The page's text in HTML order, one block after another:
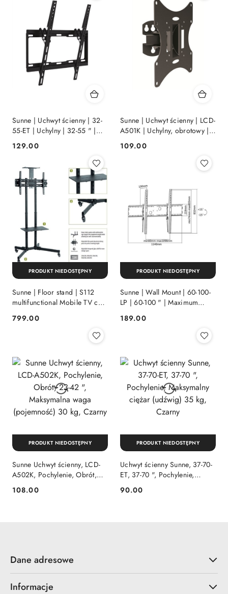
Sunne | Uchwyt ścienny | 32-
55-ET | Uchylny | 32-55 " |
Maksymalna waga (udźwig)
35 kg | Czarny
Cena:
129.00
Sunne | Uchwyt ścienny | LCD-
A501K | Uchylny, obrotowy |
23-42 " | Maksymalna waga
(udźwig) 30 kg | Czarny
Cena:
109.00
Sunne | Floor stand | S112
multifunctional Mobile TV cart
Cena:
799.00
PRODUKT NIEDOSTĘPNY
Sunne | Wall Mount | 60-100-
LP | 60-100 " | Maximum
Black
Cena:
189.00
PRODUKT NIEDOSTĘPNY
Sunne Uchwyt ścienny, LCD-
A502K, Pochylenie, Obrót,
(pojemność) 30 kg, Czarny
Cena:
108.00
PRODUKT NIEDOSTĘPNY
Uchwyt ścienny Sunne, 37-70-
ET, 37-70 ", Pochylenie,
35 kg, Czarny
Cena:
90.00
PRODUKT NIEDOSTĘPNY
Dane adresowe
Informacje